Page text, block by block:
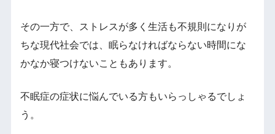
その一方で、ストレスが多く生活も不規則になりが
ちな現代社会では、眠らなければならない時間にな
かなか寝つけないこともあります。
不眠症の症状に悩んでいる方もいらっしゃるでしょ
う。